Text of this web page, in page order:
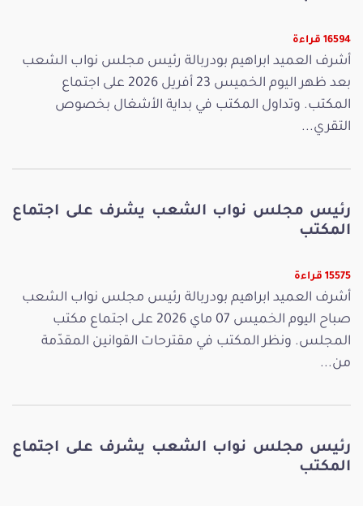
16594 قراءة
أشرف العميد ابراهيم بودربالة رئيس مجلس نواب الشعب
بعد ظهر اليوم الخميس 23 أفريل 2026 على اجتماع
المكتب. وتداول المكتب في بداية الأشغال بخصوص
التقري...
رئيس مجلس نواب الشعب يشرف على اجتماع
المكتب
15575 قراءة
أشرف العميد ابراهيم بودربالة رئيس مجلس نواب الشعب
صباح اليوم الخميس 07 ماي 2026 على اجتماع مكتب
المجلس. ونظر المكتب في مقترحات القوانين المقدّمة
من...
رئيس مجلس نواب الشعب يشرف على اجتماع
المكتب